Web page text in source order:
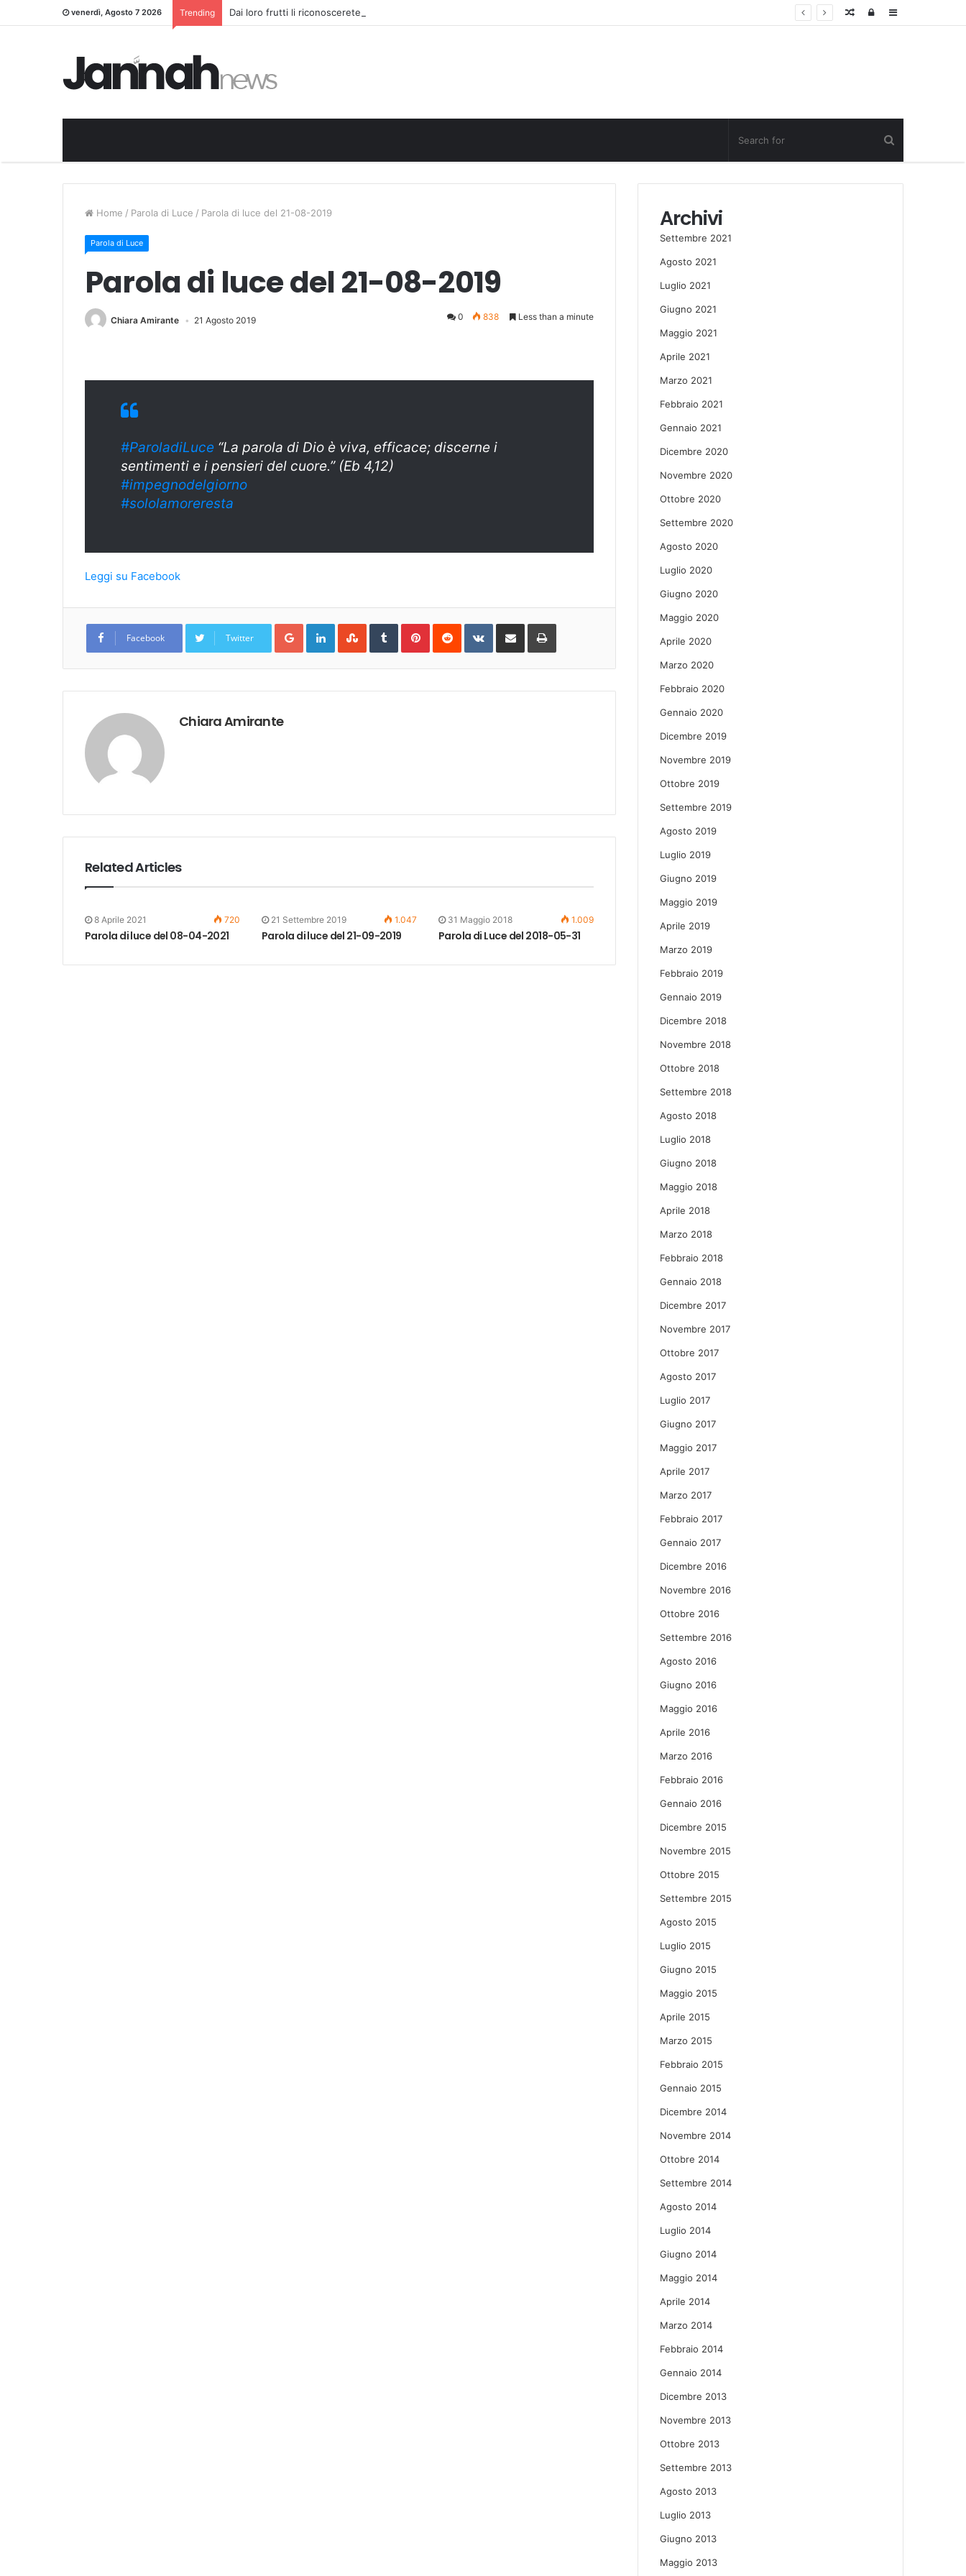
venerdì, Agosto 7 2026 Trending Dai loro frutti li riconoscerete Sidebar
Log
Random
Home / Parola di Luce / Parola di luce del 21-08-2019
Parola di Luce
Parola di luce del 21-08-2019
Chiara Amirante 21 Agosto 2019 0 838 Less than a minute
#ParoladiLuce “La parola di Dio è viva, efficace; discerne i
sentimenti e i pensieri del cuore.” (Eb 4,12)
#impegnodelgiorno
#sololamoreresta
Leggi su Facebook
Facebook Twitter
Google+LinkedInStumbleUpon
TumblrPinterestReddit VKontakteShare
Email
Print
Chiara Amirante
Related Articles
8 Aprile 2021 720
Parola di luce del 08-04-2021
21 Settembre 2019 1.047
Parola di luce del 21-09-2019
31 Maggio 2018 1.009
Parola di Luce del 2018-05-31
Archivi
Settembre 2021
Agosto 2021
Luglio 2021
Giugno 2021
Maggio 2021
Aprile 2021
Marzo 2021
Febbraio 2021
Gennaio 2021
Dicembre 2020
Novembre 2020
Ottobre 2020
Settembre 2020
Agosto 2020
Luglio 2020
Giugno 2020
Maggio 2020
Aprile 2020
Marzo 2020
Febbraio 2020
Gennaio 2020
Dicembre 2019
Novembre 2019
Ottobre 2019
Settembre 2019
Agosto 2019
Luglio 2019
Giugno 2019
Maggio 2019
Aprile 2019
Marzo 2019
Febbraio 2019
Gennaio 2019
Dicembre 2018
Novembre 2018
Ottobre 2018
Settembre 2018
Agosto 2018
Luglio 2018
Giugno 2018
Maggio 2018
Aprile 2018
Marzo 2018
Febbraio 2018
Gennaio 2018
Dicembre 2017
Novembre 2017
Ottobre 2017
Agosto 2017
Luglio 2017
Giugno 2017
Maggio 2017
Aprile 2017
Marzo 2017
Febbraio 2017
Gennaio 2017
Dicembre 2016
Novembre 2016
Ottobre 2016
Settembre 2016
Agosto 2016
Giugno 2016
Maggio 2016
Aprile 2016
Marzo 2016
Febbraio 2016
Gennaio 2016
Dicembre 2015
Novembre 2015
Ottobre 2015
Settembre 2015
Agosto 2015
Luglio 2015
Giugno 2015
Maggio 2015
Aprile 2015
Marzo 2015
Febbraio 2015
Gennaio 2015
Dicembre 2014
Novembre 2014
Ottobre 2014
Settembre 2014
Agosto 2014
Luglio 2014
Giugno 2014
Maggio 2014
Aprile 2014
Marzo 2014
Febbraio 2014
Gennaio 2014
Dicembre 2013
Novembre 2013
Ottobre 2013
Settembre 2013
Agosto 2013
Luglio 2013
Giugno 2013
Maggio 2013